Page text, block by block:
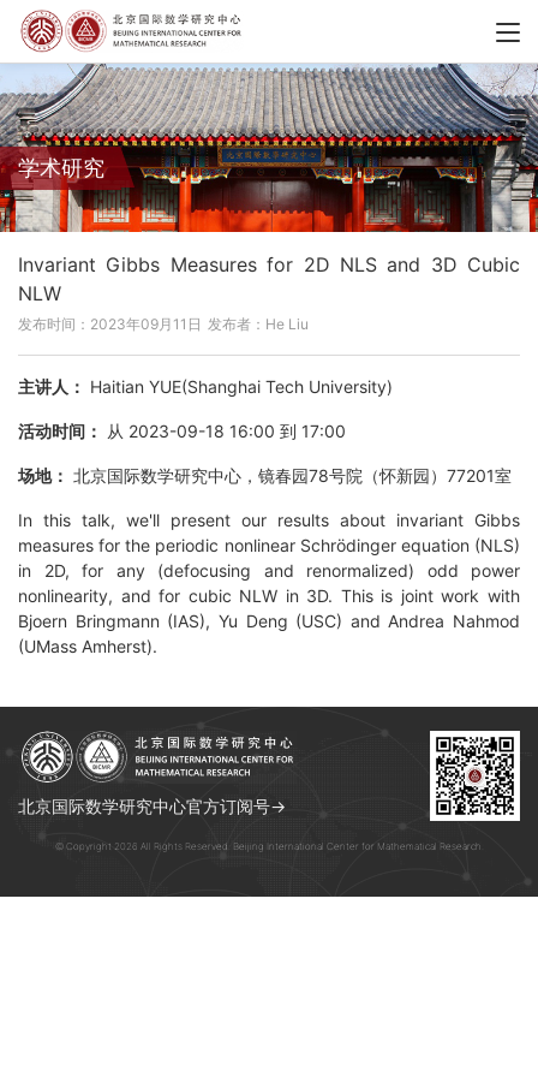
学术研究
Invariant Gibbs Measures for 2D NLS and 3D Cubic
NLW
发布时间：2023年09月11日 发布者：He Liu
主讲人： Haitian YUE(Shanghai Tech University)
活动时间： 从 2023-09-18 16:00 到 17:00
场地： 北京国际数学研究中心，镜春园78号院（怀新园）77201室
In this talk, we'll present our results about invariant Gibbs
measures for the periodic nonlinear Schrödinger equation (NLS)
in 2D, for any (defocusing and renormalized) odd power
nonlinearity, and for cubic NLW in 3D. This is joint work with
Bjoern Bringmann (IAS), Yu Deng (USC) and Andrea Nahmod
(UMass Amherst).
北京国际数学研究中心官方订阅号→
© Copyright 2026 All Rights Reserved. Beijing International Center for Mathematical Research.